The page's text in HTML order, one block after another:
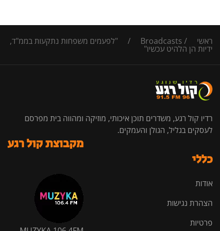
ראשי /
Broadcasts
/ "לפעמים משפחות נתקעות בממ"ד,
ידיות הן הלהיט עכשיו"
רדיו קול רגע, משדרים תוכן איכותי, מוזיקה ומהווה בית מפרסם
לעסקים בגליל, הגולן והעמקים.
כללי
אודות
הצהרת נגישות
פרטיות
מקבוצת קול רגע